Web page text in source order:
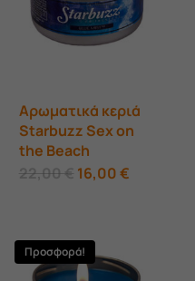
Αρωματικά κεριά
Starbuzz Sex on
the Beach
22,00€ Original
price
16,00€Η
Προσφορά!